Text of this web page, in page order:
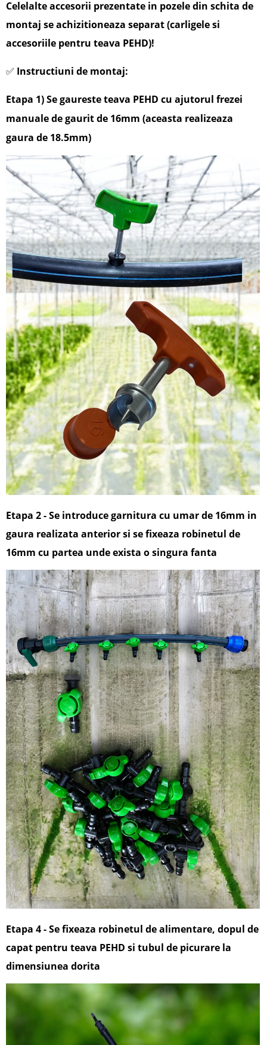
Celelalte accesorii prezentate in pozele din schita de
montaj se achizitioneaza separat (carligele si
accesoriile pentru teava PEHD)!
✅ Instructiuni de montaj:
Etapa 1) Se gaureste teava PEHD cu ajutorul frezei
manuale de gaurit de 16mm (aceasta realizeaza
gaura de 18.5mm)
Etapa 2 - Se introduce garnitura cu umar de 16mm in
gaura realizata anterior si se fixeaza robinetul de
16mmcu partea unde exista o singura fanta
Etapa 4 - Se fixeaza robinetul de alimentare, dopul de
capat pentru teava PEHD si tubul de picurare la
dimensiunea dorita